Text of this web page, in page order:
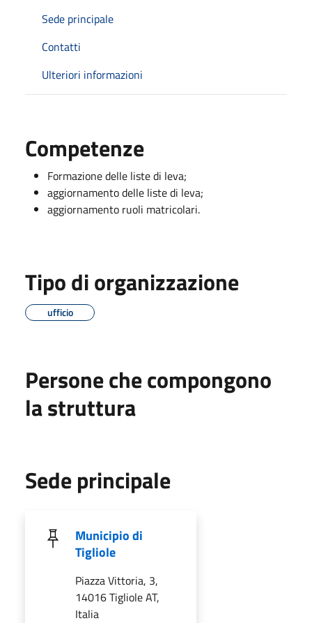
Sede principale
Contatti
Ulteriori informazioni
Competenze
Formazione delle liste di leva;
aggiornamento delle liste di leva;
aggiornamento ruoli matricolari.
Tipo di organizzazione
ufficio
Persone che compongono
la struttura
Sede principale
Municipio di
Tigliole
Piazza Vittoria, 3,
14016 Tigliole AT,
Italia